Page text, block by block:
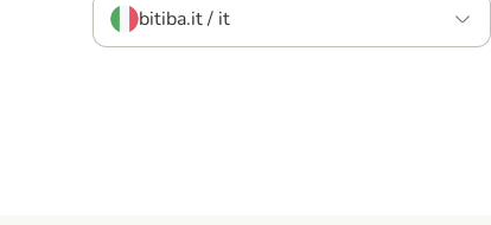
bitiba.it / it